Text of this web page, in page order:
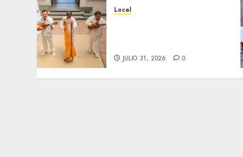
Local
JULIO 31, 2026 0